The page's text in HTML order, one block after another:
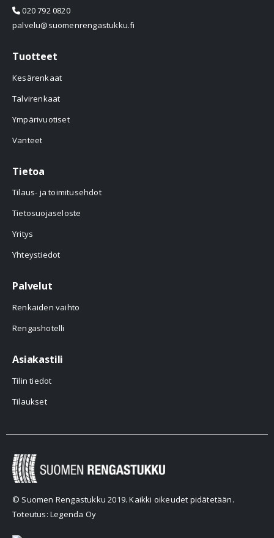
020 792 0820
palvelu@suomenrengastukku.fi
Tuotteet
Kesärenkaat
Talvirenkaat
Ympärivuotiset
Vanteet
Tietoa
Tilaus- ja toimitusehdot
Tietosuojaseloste
Yritys
Yhteystiedot
Palvelut
Renkaiden vaihto
Rengashotelli
Asiakastili
Tilin tiedot
Tilaukset
© Suomen Rengastukku 2019. Kaikki oikeudet pidätetään.
Toteutus: Legenda Oy